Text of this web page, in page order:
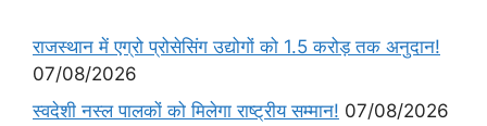
राजस्थान में एग्रो प्रोसेसिंग उद्योगों को 1.5 करोड़ तक अनुदान!
07/08/2026
स्वदेशी नस्ल पालकों को मिलेगा राष्ट्रीय सम्मान! 07/08/2026